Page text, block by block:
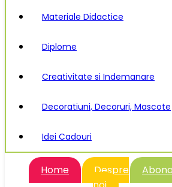
Materiale Didactice
Diplome
Creativitate si Indemanare
Decoratiuni, Decoruri, Mascote
Idei Cadouri
Home
Despre